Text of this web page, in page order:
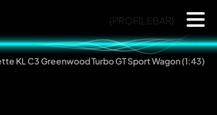
{PROFILEBAR}
KL C3 Greenwood Turbo GT Sport Wagon (1:43)